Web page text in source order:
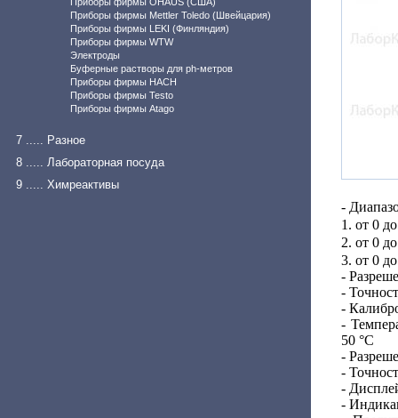
Приборы фирмы Mettler Toledo (Швейцария)
Приборы фирмы LEKI (Финляндия)
Приборы фирмы WTW
Электроды
Буферные растворы для ph-метров
Приборы фирмы HACH
Приборы фирмы Testo
Приборы фирмы Atago
7 ..... Разное
8 ..... Лабораторная посуда
9 ..... Химреактивы
-
1. от 0
2. от 0
3. от 0
-
-
-
-
50 °C
-
-
-
-